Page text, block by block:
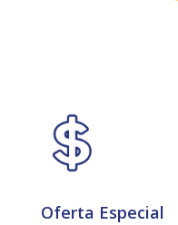
Oferta Especial